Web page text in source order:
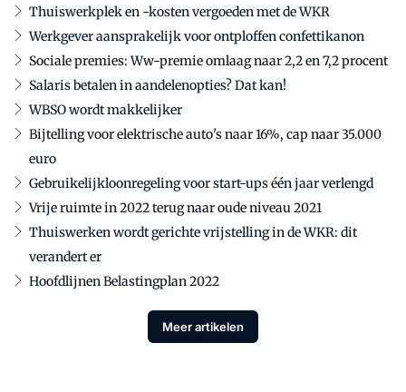
Thuiswerkplek en -kosten vergoeden met de WKR
Werkgever aansprakelijk voor ontploffen confettikanon
Sociale premies: Ww-premie omlaag naar 2,2 en 7,2 procent
Salaris betalen in aandelenopties? Dat kan!
WBSO wordt makkelijker
Bijtelling voor elektrische auto's naar 16%, cap naar 35.000
euro
Gebruikelijkloonregeling voor start-ups één jaar verlengd
Vrije ruimte in 2022 terug naar oude niveau 2021
Thuiswerken wordt gerichte vrijstelling in de WKR: dit
verandert er
Hoofdlijnen Belastingplan 2022
Meer artikelen